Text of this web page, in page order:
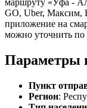
маршруту «Уфа -
GO, Uber, Максим,
приложение на
можно уточнить по
Параметры
Пункт
Регион: